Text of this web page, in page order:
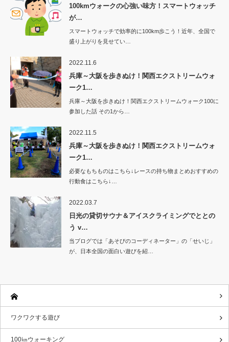
100kmウォークの心強い味方！スマートウォッチ
が…
スマートウォッチで効率的に100km歩こう！近年、全国で
盛り上がりを見せてい…
2022.11.6
兵庫～大阪を歩きぬけ！関西エクストリームウォ
ーク1…
兵庫～大阪を歩きぬけ！関西エクストリームウォーク100に
参加した話 その1から…
2022.11.5
兵庫～大阪を歩きぬけ！関西エクストリームウォ
ーク1…
必要なもちものはこちら↓レースの持ち物まとめおすすめの
行動食はこちら↓…
2022.03.7
日光の貸切サウナ＆アイスクライミングでととの
う v…
当ブログでは「あそびのコーディネーター」の「せいじ」
が、日本全国の面白い遊びを紹…
ワクワクする遊び
100㎞ウォーキング